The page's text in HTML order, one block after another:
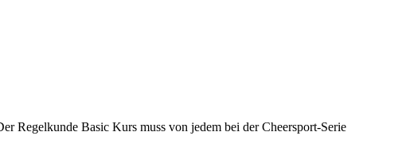
Regelkunde Basic Kurs muss von jedem bei der Cheersport-Serie